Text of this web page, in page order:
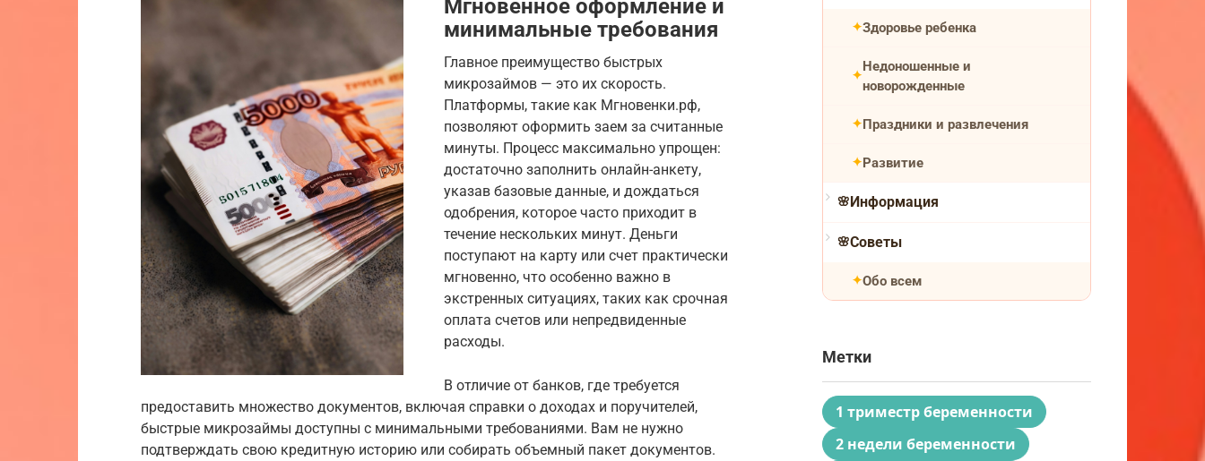
Мгновенное оформление и
минимальные требования
Главное преимущество быстрых
микрозаймов — это их скорость.
Платформы, такие как Мгновенки.рф,
позволяют оформить заем за считанные
минуты. Процесс максимально упрощен:
достаточно заполнить онлайн-анкету,
указав базовые данные, и дождаться
одобрения, которое часто приходит в
течение нескольких минут. Деньги
поступают на карту или счет практически
мгновенно, что особенно важно в
экстренных ситуациях, таких как срочная
оплата счетов или непредвиденные
расходы.
В отличие от банков, где требуется
предоставить множество документов, включая справки о доходах и поручителей,
быстрые микрозаймы доступны с минимальными требованиями. Вам не нужно
подтверждать свою кредитную историю или собирать объемный пакет документов.
Здоровье ребенка
Недоношенные и
новорожденные
Праздники и развлечения
Развитие
Информация
Советы
Обо всем
Метки
1 триместр беременности
2 недели беременности